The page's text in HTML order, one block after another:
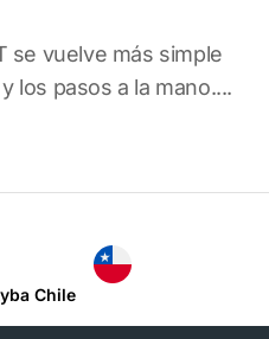
se vuelve más simple
los pasos a la mano....
Chile